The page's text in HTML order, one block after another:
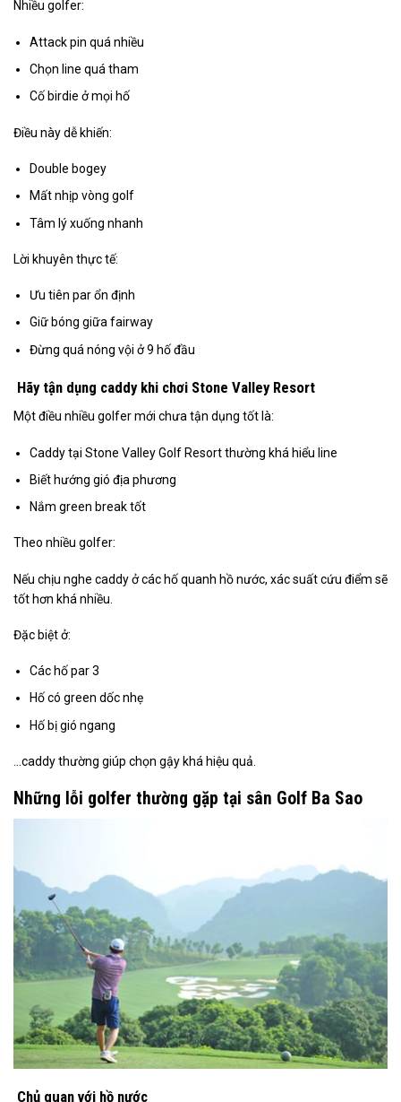
Nhiều golfer:
Attack pin quá nhiều
Chọn line quá tham
Cố birdie ở mọi hố
Điều này dễ khiến:
Double bogey
Mất nhịp vòng golf
Tâm lý xuống nhanh
Lời khuyên thực tế:
Ưu tiên par ổn định
Giữ bóng giữa fairway
Đừng quá nóng vội ở 9 hố đầu
Hãy tận dụng caddy khi chơi Stone Valley Resort
Một điều nhiều golfer mới chưa tận dụng tốt là:
Caddy tại Stone Valley Golf Resort thường khá hiểu line
Biết hướng gió địa phương
Nắm green break tốt
Theo nhiều golfer:
Nếu chịu nghe caddy ở các hố quanh hồ nước, xác suất cứu điểm sẽ
tốt hơn khá nhiều.
Đặc biệt ở:
Các hố par 3
Hố có green dốc nhẹ
Hố bị gió ngang
…caddy thường giúp chọn gậy khá hiệu quả.
Những lỗi golfer thường gặp tại sân Golf Ba Sao
Chủ quan với hồ nước